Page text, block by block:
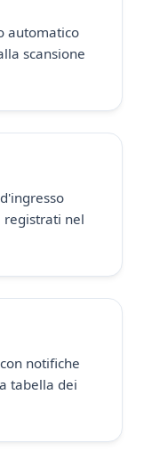
automatico
scansione
registrati nel
notifiche
tabella dei